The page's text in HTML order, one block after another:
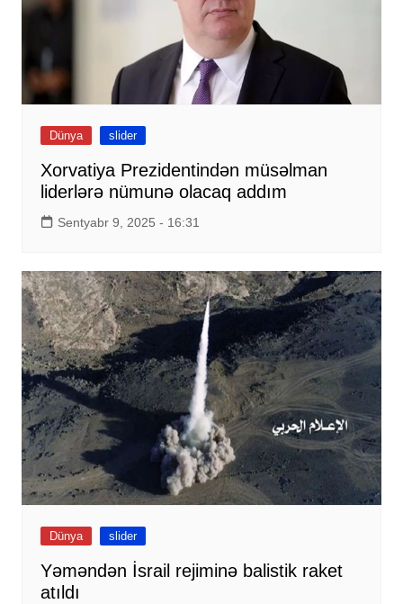
Dünya slider
Xorvatiya Prezidentindən müsəlman
liderlərə nümunə olacaq addım
Sentyabr 9, 2025 - 16:31
Dünya slider
Yəməndən İsrail rejiminə balistik raket
atıldı